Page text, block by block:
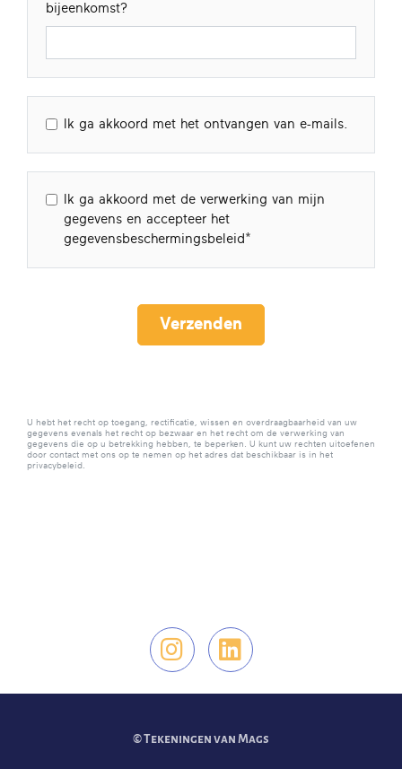
bijeenkomst?
Ik ga akkoord met het ontvangen van e-mails.
Ik ga akkoord met de verwerking van mijn
gegevens en accepteer het
gegevensbeschermingsbeleid
Verzenden
U hebt het recht op toegang, rectificatie, wissen en overdraagbaarheid van uw
gegevens evenals het recht op bezwaar en het recht om de verwerking van
gegevens die op u betrekking hebben, te beperken. U kunt uw rechten uitoefenen
door contact met ons op te nemen op het adres dat beschikbaar is in het
privacybeleid.
Vind ons op
Vind ons op
© Tekeningen van Mags